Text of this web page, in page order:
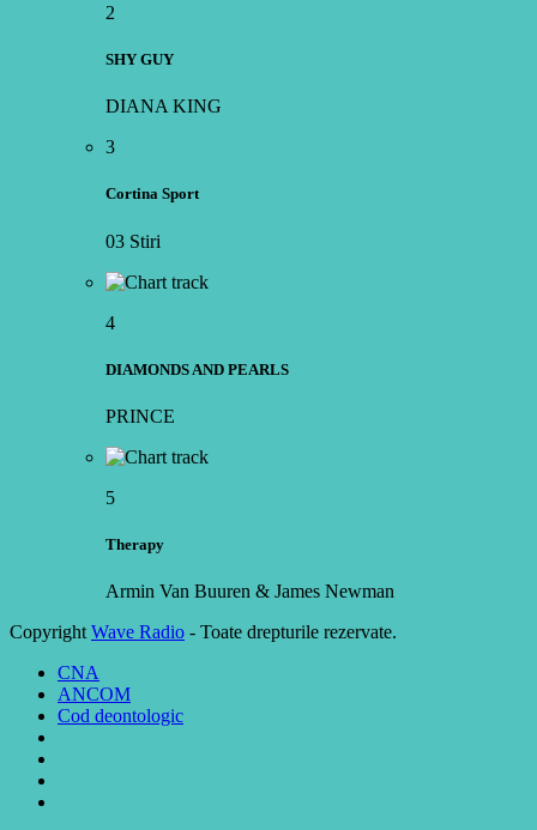
2
SHY GUY
DIANA KING
3
Cortina Sport
03 Stiri
4
DIAMONDS AND PEARLS
PRINCE
5
Therapy
Armin Van Buuren & James Newman
Copyright Wave Radio - Toate drepturile rezervate.
CNA
ANCOM
Cod deontologic